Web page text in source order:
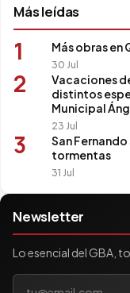
Más leídas
1 Más obras en
30 Jul
2
Vacaciones
distintos
Municipal
23 Jul
3
San
tormentas
31 Jul
Newsletter
Lo esencial del GBA,